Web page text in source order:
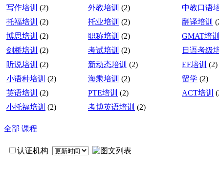
写作培训 (2) 外教培训 (2)
中教口语
托福培训 (2) 托业培训 (2) 翻译培训
博思培训 (2) 职称培训 (2)
GMAT培
剑桥培训 (2) 考试培训 (2)
日语考级
听说培训 (2) 新动态培训 (2) EF培训 (2)
小语种培训 (2) 海乘培训 (2) 留学 (2)
英语培训 (2) PTE培训 (2) ACT培训
小托福培训 (2) 考博英语培训 (2)
全部 课程
认证机构